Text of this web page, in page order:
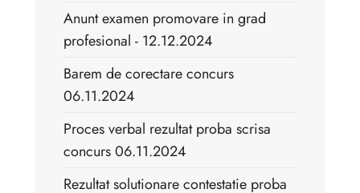
Anunt examen promovare in grad
profesional - 12.12.2024
Barem de corectare concurs
06.11.2024
Proces verbal rezultat proba scrisa
concurs 06.11.2024
Rezultat solutionare contestatie proba